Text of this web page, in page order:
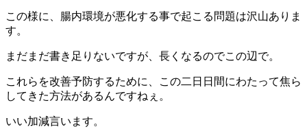
この様に、腸内環境が悪化する事で起こる問題は沢山ありま
す。
まだまだ書き足りないですが、長くなるのでこの辺で。
これらを改善予防するために、この二日日間にわたって焦ら
してきた方法があるんですねぇ。
いい加減言います。